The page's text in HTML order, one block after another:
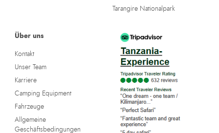
Tarangire Nationalpark
Über uns
Kontakt
Unser Team
Karriere
Camping Equipment
Fahrzeuge
Allgemeine
Geschäftsbedingungen